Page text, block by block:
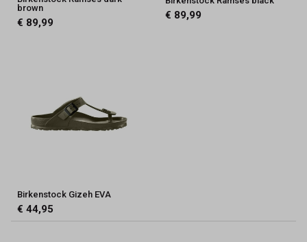
brown
€ 89,99
€ 89,99
Birkenstock Gizeh EVA
€ 44,95